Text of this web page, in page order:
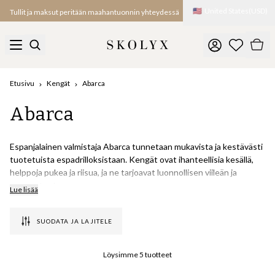
Tullit ja maksut peritään maahantuonnin yhteydessä 🇺🇸
Etusivu Kengät Abarca
Abarca
Espanjalainen valmistaja Abarca tunnetaan mukavista ja kestävästi
tuotetuista espadrilloksistaan. Kengät ovat ihanteellisia kesällä,
helppoja pukea ja riisua, ja ne tarjoavat luonnollisen viileän ja
rennon tuntuman.
Espanjassa. Materiaalit hankitaan pääasiassa paikallisilta
mahdollistaa laadun tarkan valvonnan. Abarcan sitoutuminen
Lue lisää
SUODATA JA LAJITELE
Löysimme5 tuotteet